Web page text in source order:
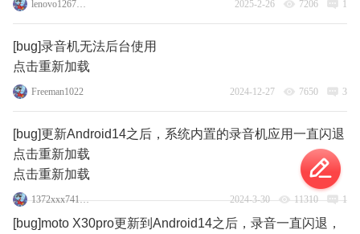
lenovo126773641 2025-2-26 7206 1
[bug]录音机无法后台使用
点击重新加载
Freeman1022 2024-12-27 7650 3
[bug]更新Android14之后，系统内置的录音机应用一直闪退
点击重新加载
点击重新加载
1372xxx741_477949 2024-3-30 11310 1
[bug]moto X30pro更新到Android14之后，录音一直闪退，